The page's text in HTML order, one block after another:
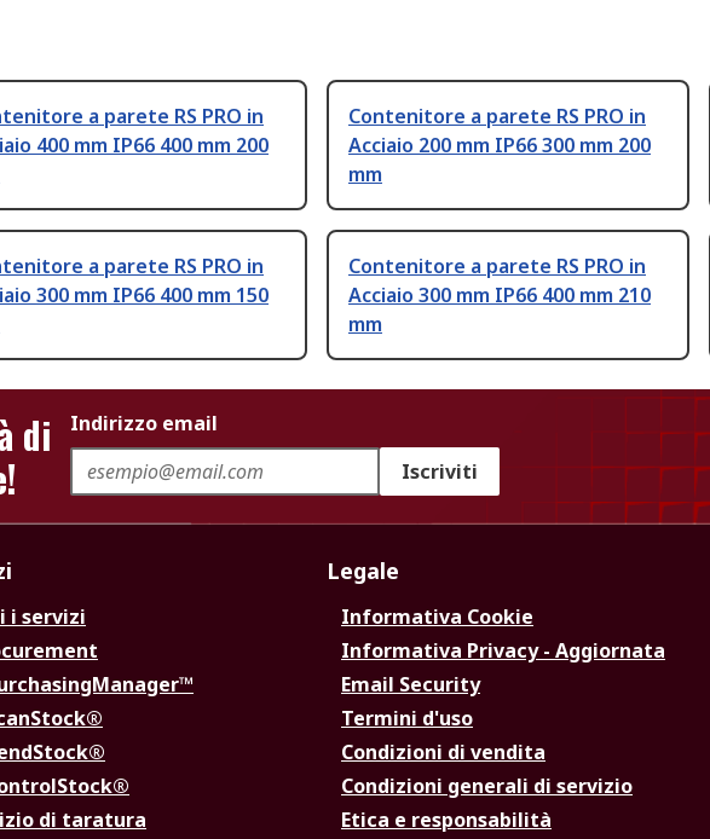
a parete RS PRO in
400 mm IP66 400 mm 200
Contenitore a parete RS PRO in
Acciaio 200 mm IP66 300 mm 200
mm
a parete RS PRO in
300 mm IP66 400 mm 150
Contenitore a parete RS PRO in
Acciaio 300 mm IP66 400 mm 210
mm
di
Indirizzo email
Iscriviti
i servizi
di taratura
Legale
Informativa Cookie
Informativa Privacy - Aggiornata
Email Security
Termini d'uso
Condizioni di vendita
Condizioni generali di servizio
Etica e responsabilità